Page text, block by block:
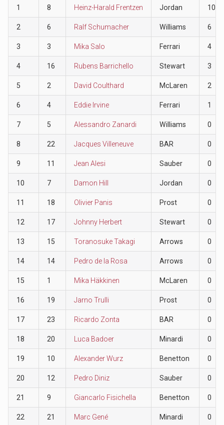
1 8 Heinz-Harald Frentzen Jordan 10
2 6 Ralf Schumacher Williams 6
3 3 Mika Salo Ferrari 4
4 16 Rubens Barrichello Stewart 3
5 2 David Coulthard McLaren 2
6 4 Eddie Irvine Ferrari 1
7 5 Alessandro Zanardi Williams 0
8 22 Jacques Villeneuve BAR 0
9 11 Jean Alesi Sauber 0
10 7 Damon Hill Jordan 0
11 18 Olivier Panis Prost 0
12 17 Johnny Herbert Stewart 0
13 15 Toranosuke Takagi Arrows 0
14 14 Pedro de la Rosa Arrows 0
15 1 Mika Häkkinen McLaren 0
16 19 Jarno Trulli Prost 0
17 23 Ricardo Zonta BAR 0
18 20 Luca Badoer Minardi 0
19 10 Alexander Wurz Benetton 0
20 12 Pedro Diniz Sauber 0
21 9 Giancarlo Fisichella Benetton 0
22 21 Marc Gené Minardi 0